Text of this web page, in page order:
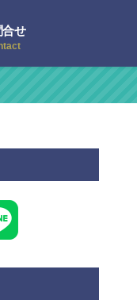
合せ